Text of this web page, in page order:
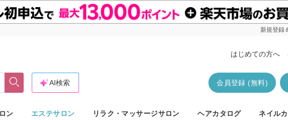
新規登録
はじめての方へ
会員登録 (無料)
AI検索
ン エステサロン リラク・マッサージサロン ヘアカタログ ネイル